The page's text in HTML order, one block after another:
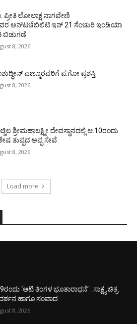
ಪ್ರೀತಿ ಲೋಲಾಕ್ಷ ನಾಗವೇಣಿ
ಅನ್‌ಟಚೆಬಿಲಿಟಿ ಇನ್ 21 ಸೆಂಚುರಿ ಇಂಡಿಯಾ
ಬಿಡುಗಡೆ
8, 2026
ಎಣ್ಮೂರವರಿಗೆ ಪ.ಗೋ ಪ್ರಶಸ್ತಿ
8, 2026
ಶ್ರೀಮಹಾಲಕ್ಷ್ಮೀ ದೇವಸ್ಥಾನದಲ್ಲಿ ಆ.10ರಂದು
ತುಪ್ಪದ ಅಪ್ಪ ಸೇವೆ
8, 2026
Load more
‘ಆಟಿ ತಿಂಗಳ ಭೂತಾರಾಧನೆ’ : ಸಾಕ್ಷ್ಯ ಚಿತ್ರ
ಹಾಗೂ ಸಂವಾದ
8, 2026